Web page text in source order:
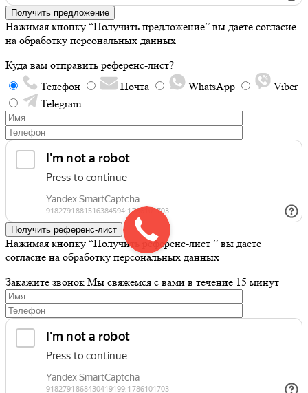
Получить предложение
Нажимая кнопку “Получить предложение” вы даете согласие
на обработку персональных данных
Куда вам отправить референс-лист?
Телефон
Почта WhatsApp
Viber
Telegram
Получить референс-лист
Нажимая кнопку “Получить референс-лист ” вы даете
согласие на обработку персональных данных
Закажите звонок Мы свяжемся с вами в течение 15 минут